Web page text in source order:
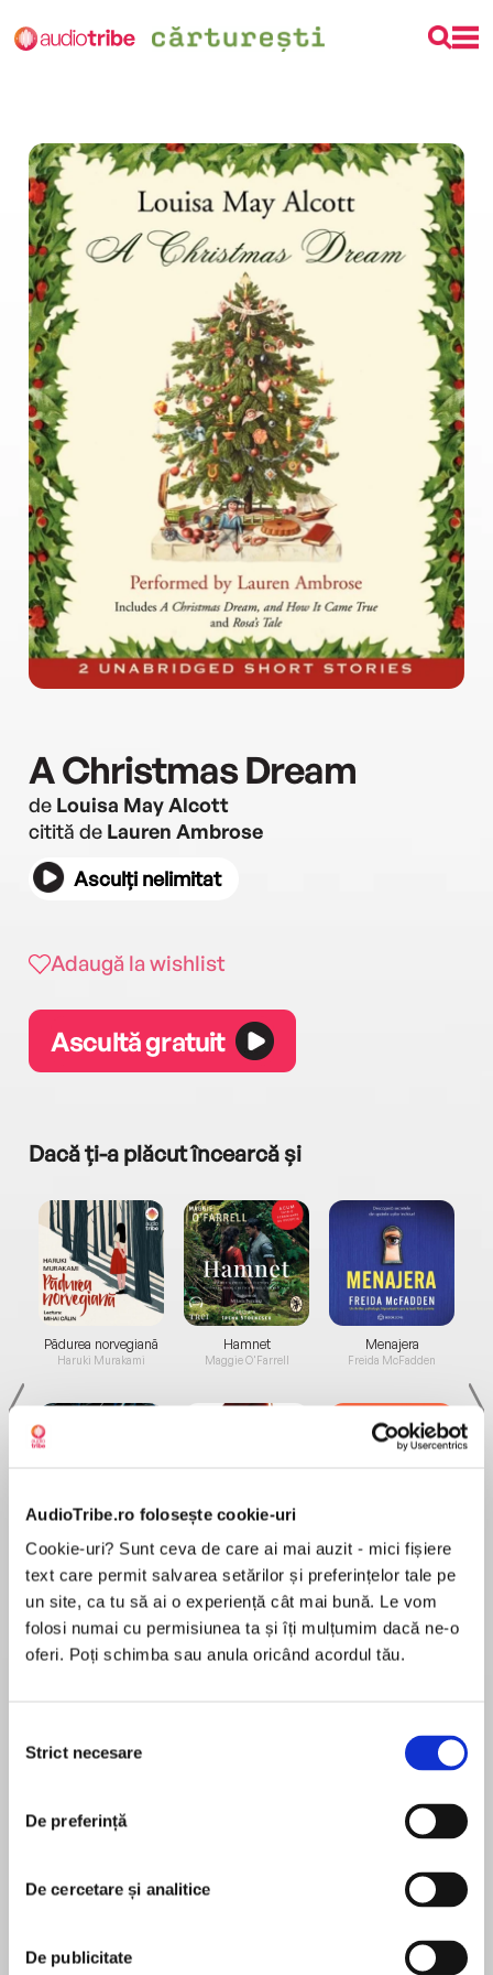
AudioTribe.ro folosește cookie-uri
Cookie-uri? Sunt ceva de care ai mai auzit - mici fișiere
text care permit salvarea setărilor și preferințelor tale pe
un site, ca tu să ai o experiență cât mai bună. Le vom
folosi numai cu permisiunea ta și îți mulțumim dacă ne-o
oferi. Poți schimba sau anula oricând acordul tău.
consimțământului
Strict necesare
De preferință
De cercetare și analitice
De publicitate
A Christmas Dream
de Louisa May Alcott
citită de Lauren Ambrose
Asculți nelimitat
Adaugă la wishlist
Ascultă gratuit
Dacă ți-a plăcut încearcă și
Pădurea norvegiană
Haruki Murakami
Elita de Argint (Elita
Hamnet
Maggie O'Farrell
Diavolul se îmbracă de
Menajera
Freida McFadden
Migdală
Sohn Won-pyung
true meaning of the season.
dream of—with every day filled with delicious
experiences a dream that will forever change
the meaning of Christmas for her. In it, she
În acest moment nu există recenzii
Louisa May Alcott